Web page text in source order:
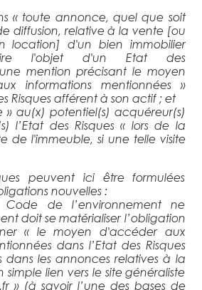
«toute annonce, quel que soit
diffusion, relative à la vente[ou
location]d'un bien immobilier
l'objet d'un Etat des
une mention précisant le moyen
informations mentionnées»
Risques afférent à son actif ; et
» au(x) potentiel(s) acquéreur(s)
l’Etat des Risques « lors de la
de l'immeuble, si une telle visite
peuvent ici être formulées
nouvelles :
de l’environnement ne
doit se matérialiser l’obligation
« le moyen d'accéder aux
dans l’Etat des Risques
dans les annonces relatives à la
lien vers le site généraliste
» (à savoir l’une des bases de